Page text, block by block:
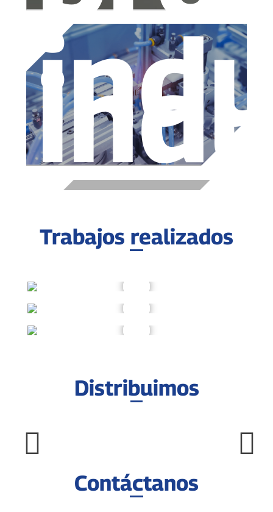
Trabajos realizados
Distribuimos
Contáctanos